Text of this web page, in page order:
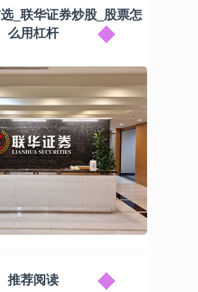
_联华证券炒股_股票怎
么用杠杆
推荐阅读